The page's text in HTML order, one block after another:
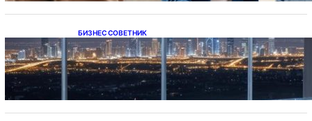
БИЗНЕС СОВЕТНИК
Каталог светодиодных светильников и
LED-освещения в Казахстане